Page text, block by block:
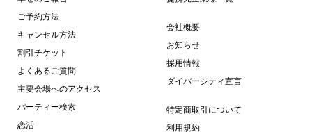
ご予約方法
キャンセル方法
割引チケット
よくあるご質問
主要会場へのアクセス
パーティー検索
恋活
会社概要
お知らせ
採用情報
ダイバーシティ宣言
特定商取引について
利用規約